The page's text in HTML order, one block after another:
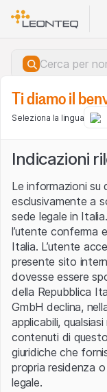
Ti diamo il
Seleziona la lingua
Indicazioni
Le informazioni
esclusivamente a
sede legale in
l’utente conferma
Italia. L’utente
presente sito
dovesse essere
della Repubblica
GmbH declina,
applicabili,
contenuti di
giuridiche che
propria residenza
legale.